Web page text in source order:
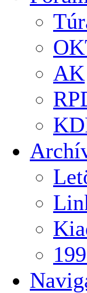
AK